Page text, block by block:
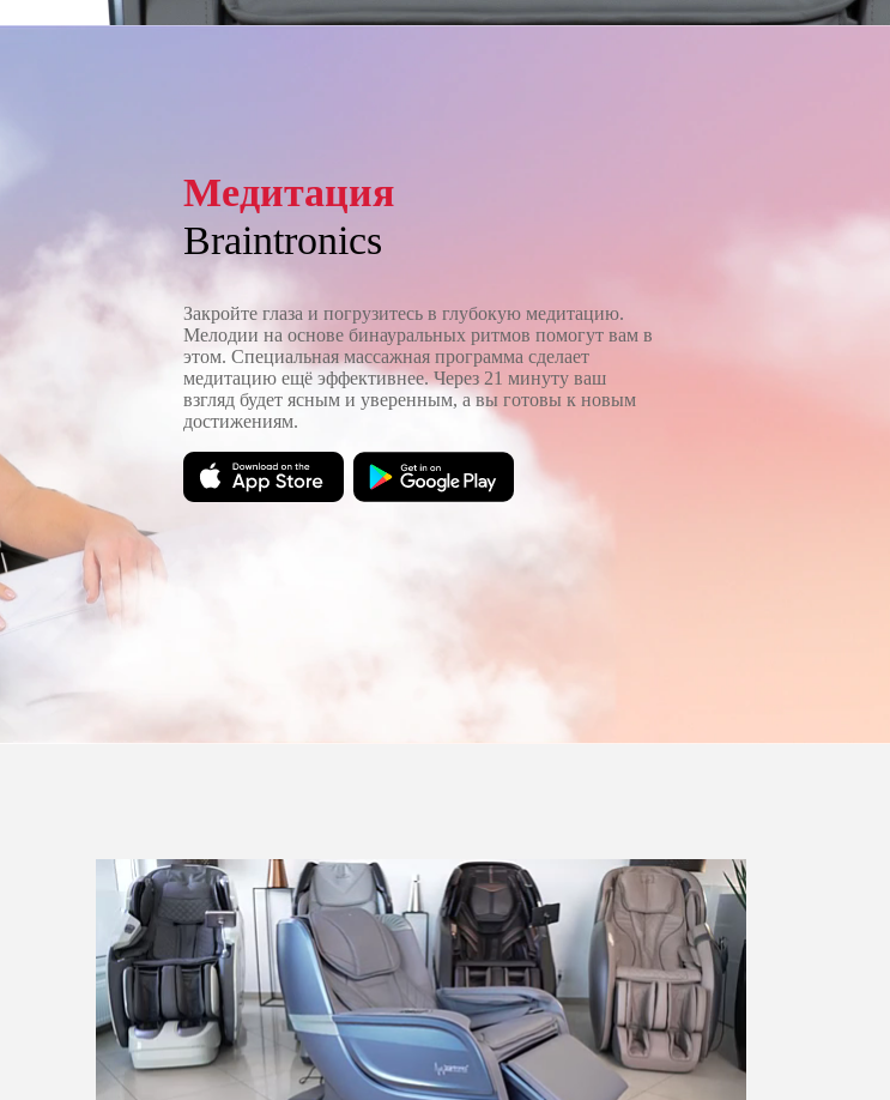
Медитация
Braintronics
Закройте глаза и погрузитесь в глубокую медитацию.
Мелодии на основе бинауральных ритмов помогут вам в
этом. Специальная массажная программа сделает
медитацию ещё эффективнее. Через 21 минуту ваш
взгляд будет ясным и уверенным, а вы готовы к новым
достижениям.